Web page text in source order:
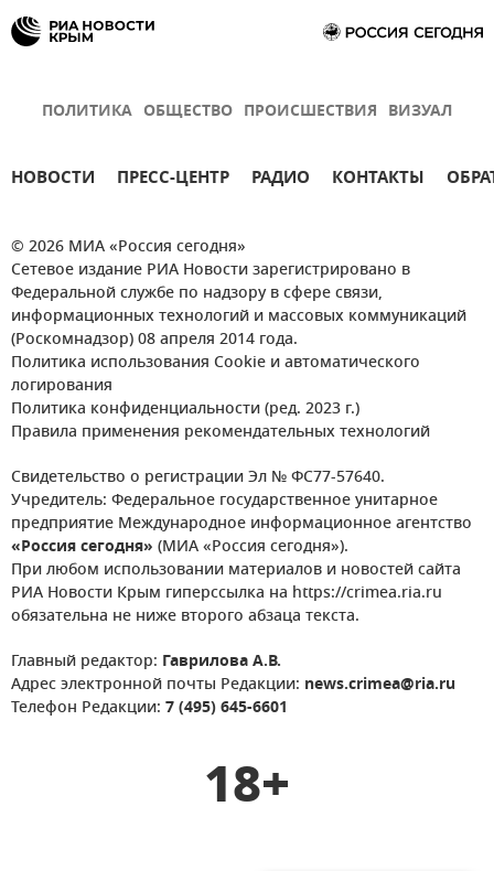
ПОЛИТИКА ОБЩЕСТВО ПРОИСШЕСТВИЯ ВИЗУАЛ
НОВОСТИ ПРЕСС-ЦЕНТР РАДИО КОНТАКТЫ
© 2026 МИА «Россия сегодня»
Сетевое издание РИА Новости зарегистрировано в
Федеральной службе по надзору в сфере связи,
информационных технологий и массовых коммуникаций
(Роскомнадзор) 08 апреля 2014 года.
Политика использования Cookie и автоматического
логирования
Политика конфиденциальности (ред. 2023 г.)
Правила применения рекомендательных технологий
Свидетельство о регистрации Эл № ФС77-57640.
Учредитель: Федеральное государственное унитарное
предприятие Международное информационное агентство
«Россия сегодня» (МИА «Россия сегодня»).
При любом использовании материалов и новостей сайта
РИА Новости Крым гиперссылка на https://crimea.ria.ru
обязательна не ниже второго абзаца текста.
Главный редактор: Гаврилова А.В.
Адрес электронной почты Редакции: news.crimea@ria.ru
Телефон Редакции: 7 (495) 645-6601
18+